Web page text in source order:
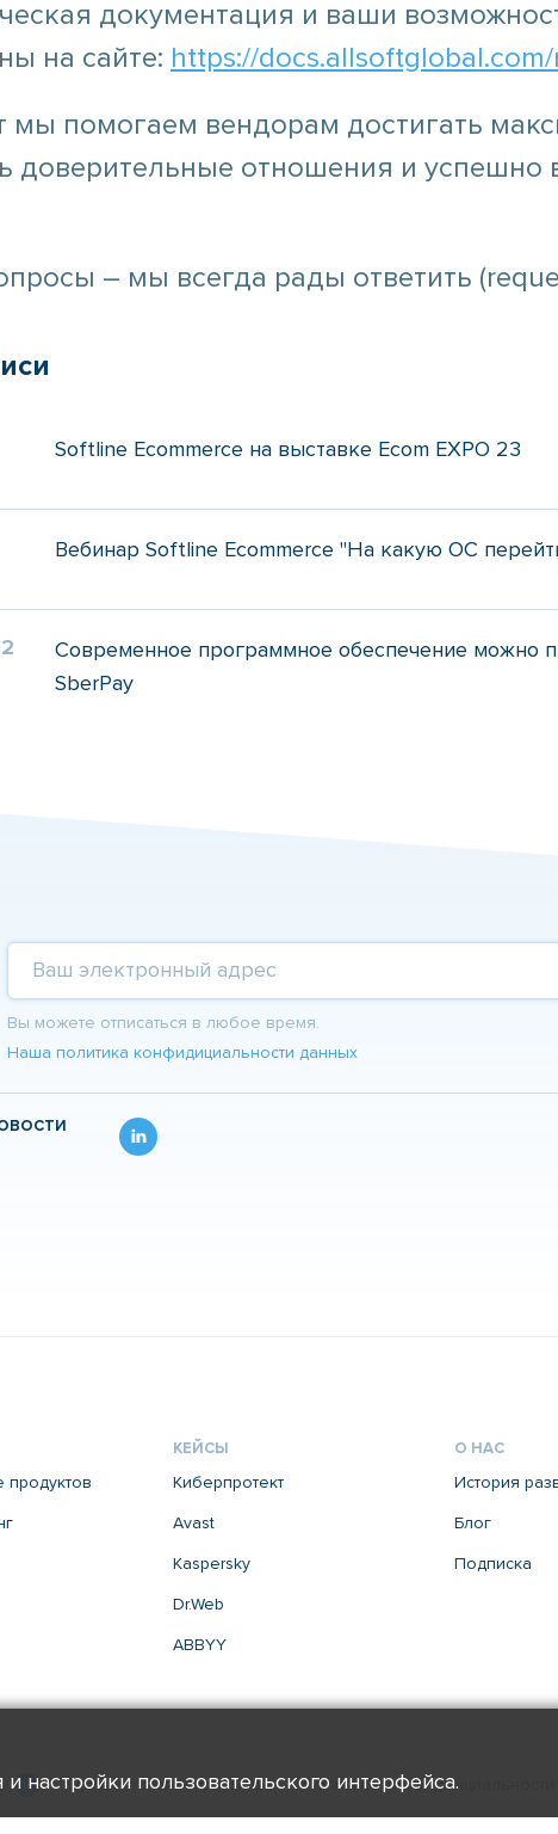
документация и ваши
на сайте: https://
мы помогаем вендорам достигать
доверительные отношения и успешно
– мы всегда рады ответить
Softline Ecommerce на выставке Ecom EXPO 23
Вебинар Softline Ecommerce "На какую ОС
Современное программное обеспечение можно
SberPay
Вы можете отписаться в любое время.
Наша политика конфидициальности данных
КЕЙСЫ
Киберпротект
Avast
Kaspersky
Dr.Web
ABBYY
О НАС
История
Блог
Подписка
Юридическая информация Политика конфиденциальности
настройки пользовательского интерфейса.